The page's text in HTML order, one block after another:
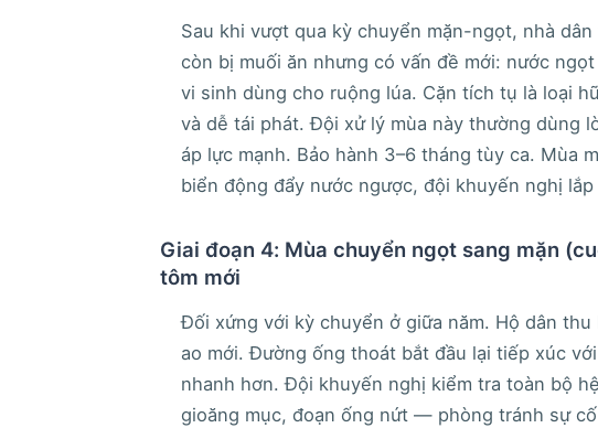
Sau khi vượt qua kỳ chuyển mặn-ngọt, nhà
còn bị muối ăn nhưng có vấn đề mới: nước
vi sinh dùng cho ruộng lúa. Cặn tích tụ là loại
và dễ tái phát. Đội xử lý mùa này thường dùng
áp lực mạnh. Bảo hành 3–6 tháng tùy ca. Mùa
biển động đẩy nước ngược, đội khuyến nghị
Giai đoạn 4: Mùa chuyển ngọt sang mặn
tôm mới
Đối xứng với kỳ chuyển ở giữa năm. Hộ dân
ao mới. Đường ống thoát bắt đầu lại tiếp xúc
nhanh hơn. Đội khuyến nghị kiểm tra toàn bộ
gioăng mục, đoạn ống nứt — phòng tránh sự